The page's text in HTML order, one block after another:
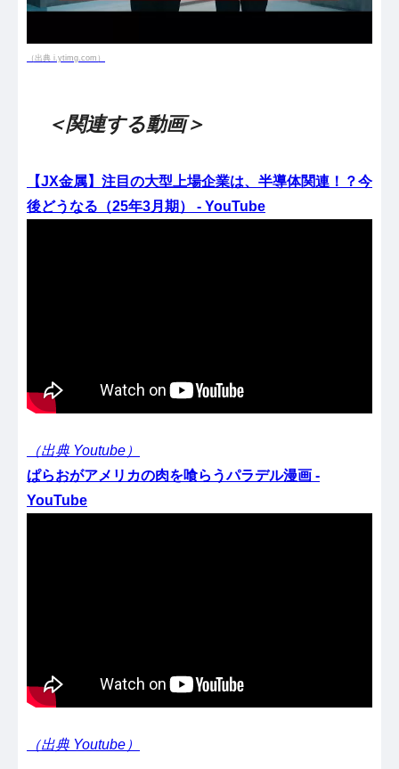
（出典 i.ytimg.com）
＜関連する動画＞
【JX金属】注目の大型上場企業は、半導体関連！？今
後どうなる（25年3月期） - YouTube
（出典 Youtube）
ぱらおがアメリカの肉を喰らうパラデル漫画 -
YouTube
（出典 Youtube）